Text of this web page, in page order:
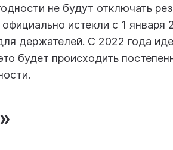
не будут отключать
истекли с 1
держателей. С 2022 года
будет происходить